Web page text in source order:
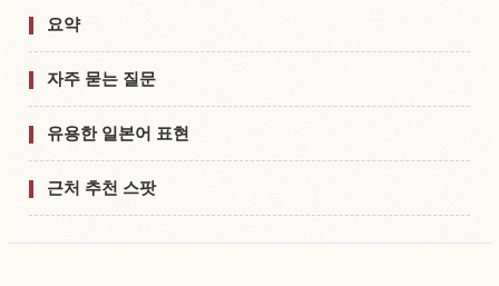
요약
자주 묻는 질문
유용한 일본어 표현
근처 추천 스팟